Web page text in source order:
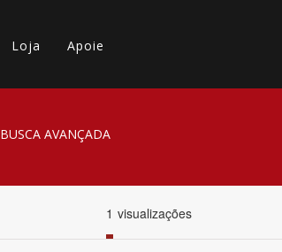
Loja Apoie
BUSCA AVANÇADA
1 visualizações